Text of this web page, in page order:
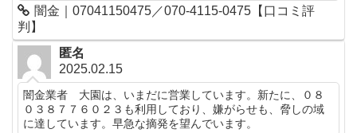
闇金｜07041150475／070-4115-0475【口コミ評
判】
匿名
2025.02.15
闇金業者 大園は、いまだに営業しています。新たに、０８
０３８７７６０２３も利用しており、嫌がらせも、脅しの域
に達しています。早急な摘発を望んでいます。